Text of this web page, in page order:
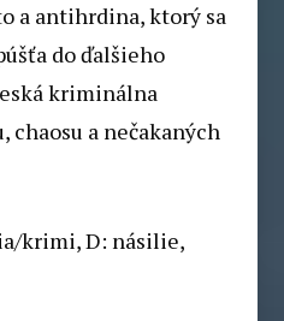
a antihrdina, ktorý sa
do ďalšieho
kriminálna
chaosu a nečakaných
krimi, D: násilie,